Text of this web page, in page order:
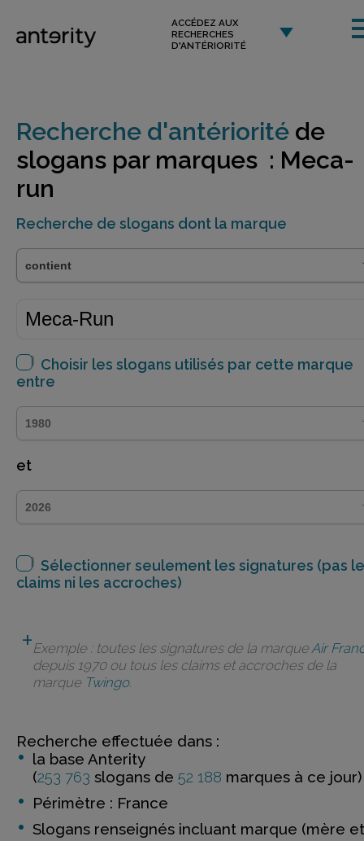
ACCÉDEZ AUX
RECHERCHES
D'ANTÉRIORITÉ
Recherche d'antériorité de
slogans par marques : Meca-
run
Recherche de slogans dont la marque
Choisir les slogans utilisés par cette marque
entre
et
Sélectionner seulement les signatures (pas
claims ni les accroches)
Exemple : toutes les signatures de la marqueAir
depuis 1970 ou tous les claims et accroches de la
marque Twingo.
Recherche effectuée dans :
la base Anterity
(253 763 slogans de 52 188 marques à ce jour)
Périmètre : France
Slogans renseignés incluant marque (mère et